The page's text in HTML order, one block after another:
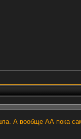
А вообще АА пока